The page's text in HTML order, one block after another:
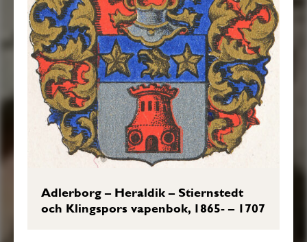
Adlerborg – Heraldik – Stiernstedt
och Klingspors vapenbok, 1865- – 1707